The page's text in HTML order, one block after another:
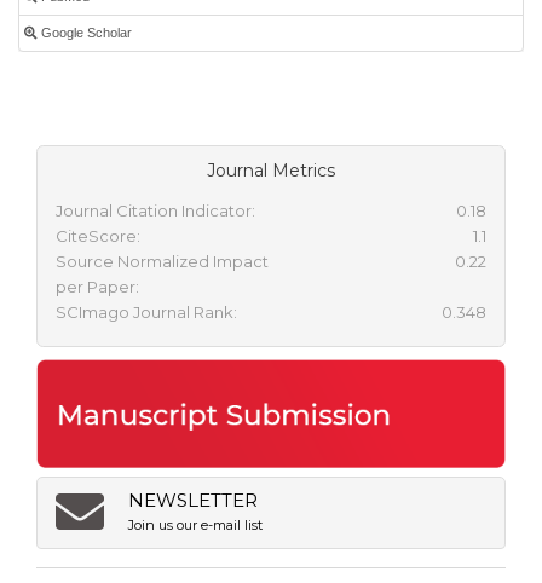
Google Scholar
Journal Metrics
Journal Citation Indicator:
0.18
CiteScore:
1.1
Source Normalized Impact
per Paper:
0.22
SCImago Journal Rank: 0.348
NEWSLETTER
Join us our e-mail list